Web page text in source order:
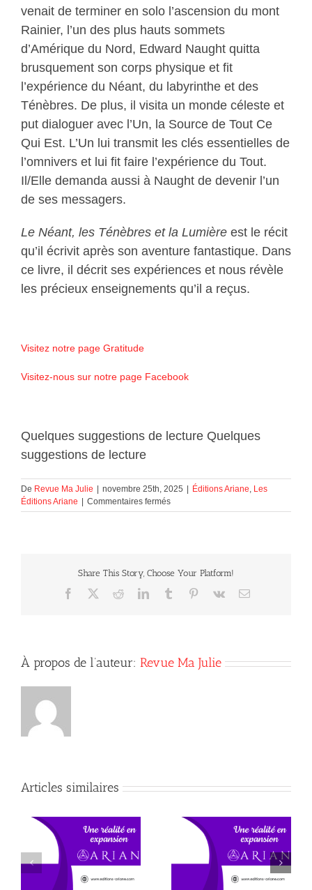
venait de terminer en solo l’ascension du mont
Rainier, l’un des plus hauts sommets
d’Amérique du Nord, Edward Naught quitta
brusquement son corps physique et fit
l’expérience du Néant, du labyrinthe et des
Ténèbres. De plus, il visita un monde céleste et
put dialoguer avec l’Un, la Source de Tout Ce
Qui Est. L’Un lui transmit les clés essentielles de
l’omnivers et lui fit faire l’expérience du Tout.
Il/Elle demanda aussi à Naught de devenir l’un
de ses messagers.
Le Néant, les Ténèbres et la Lumière est le récit
qu’il écrivit après son aventure fantastique. Dans
ce livre, il décrit ses expériences et nous révèle
les précieux enseignements qu’il a reçus.
Visitez notre page Gratitude
Visitez-nous sur notre page Facebook
Quelques suggestions de lecture Quelques
suggestions de lecture
De Revue Ma Julie | novembre 25th, 2025 | Éditions Ariane Les
Éditions Ariane | Commentaires ferméssur
Quelques
Share This Story, Choose Your Platform!
Facebook RedditLinkedInTumblr Pinterest
Vk Courriel
À propos de l’auteur: Revue Ma Julie
Articles similaires
Nouveauté attendue!
Quelques nouveautés